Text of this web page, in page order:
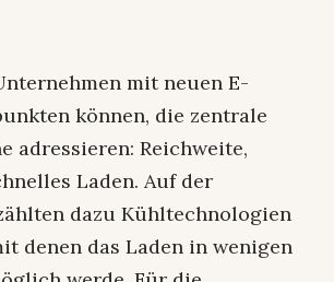
mit neuen E-
können, die zentrale
adressieren: Reichweite,
Laden. Auf der
dazu Kühltechnologien
denen das Laden in wenigen